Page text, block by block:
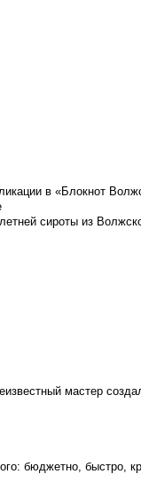
в «Блокнот
сироты из
мастер
бюджетно, быстро,